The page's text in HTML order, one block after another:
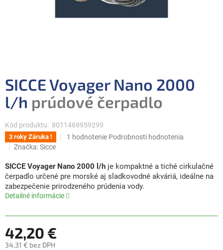
SICCE Voyager Nano 2000
l/h prúdové čerpadlo
Kód produktu: 8011469959299
3 roky Záruka !
Priemerné
je
5,0
z
5
1 hodnotenie Podrobnosti hodnotenia
Značka:Sicce
SICCE Voyager Nano 2000 l/h je kompaktné a tiché cirkulačné
čerpadlo určené pre morské aj sladkovodné akváriá, ideálne na
zabezpečenie prirodzeného prúdenia vody.
Detailné informácie
42,20 €
34,31 € bez DPH